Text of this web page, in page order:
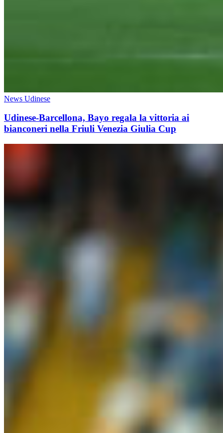
News Udinese
Udinese-Barcellona, Bayo regala la vittoria ai
bianconeri nella Friuli Venezia Giulia Cup